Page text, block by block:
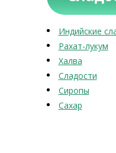
Индийские
Рахат-лукум
Халва
Сладости
Сиропы
Сахар